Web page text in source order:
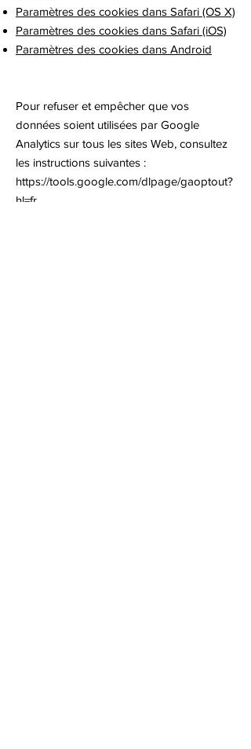
Paramètres des cookies dans Safari (OS X)
Paramètres des cookies dans Safari (iOS)
Paramètres des cookies dans Android
Pour refuser et empêcher que vos
données soient utilisées par Google
Analytics sur tous les sites Web, consultez
les instructions suivantes :
https://tools.google.com/dlpage/gaoptout?
hl=fr